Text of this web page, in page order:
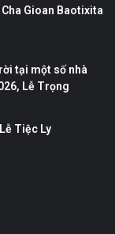
Gioan Baotixita
tại một số nhà
Lễ Trọng
Tiệc Ly